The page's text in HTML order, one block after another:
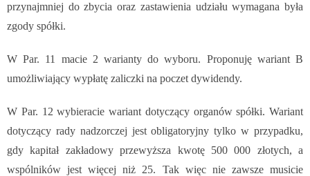
przynajmniej do zbycia oraz zastawienia udziału wymagana była
zgody spółki.
W Par. 11 macie 2 warianty do wyboru. Proponuję wariant B
umożliwiający wypłatę zaliczki na poczet dywidendy.
W Par. 12 wybieracie wariant dotyczący organów spółki. Wariant
dotyczący rady nadzorczej jest obligatoryjny tylko w przypadku,
gdykapitał zakładowy przewyższa kwotę 500 000 złotych, a
wspólników jest więcej niż 25. Tak więc nie zawsze musicie